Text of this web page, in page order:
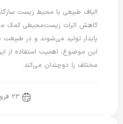
الیاف طبیعی با محیط زیست
کاهش اثرات زیست‌محیطی کمک
پایدار تولید می‌شوند و در
این موضوع، اهمیت استفاده از
مختلف را دوچندان می‌کند.
23 فروردین 1404